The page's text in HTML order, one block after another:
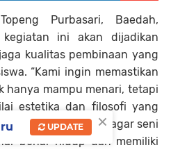
Purbasari, Baedah,
kegiatan ini akan dijadikan
kualitas pembinaan yang
“Kami ingin memastikan
hanya mampu menari, tetapi
estetika dan filosofi yang
Hal ini penting agar seni
benar hidup dan memiliki
×
UPDATE